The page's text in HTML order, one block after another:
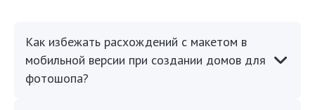
Как избежать расхождений с макетом в
мобильной версии при создании домов для
фотошопа?